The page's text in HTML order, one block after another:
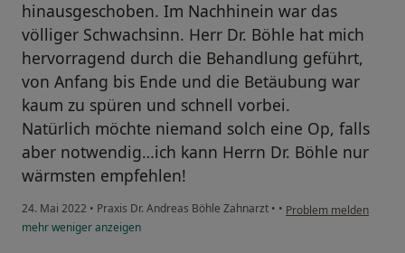
hinausgeschoben. Im Nachhinein war das
völliger Schwachsinn. Herr Dr. Böhle hat mich
hervorragend durch die Behandlung geführt,
von Anfang bis Ende und die Betäubung war
kaum zu spüren und schnell vorbei.
Natürlich möchte niemand solch eine Op, falls
aber notwendig…ich kann Herrn Dr. Böhle nur
wärmsten empfehlen!
24. Mai 2022 • Praxis Dr. Andreas Böhle Zahnarzt • • Problem melden
mehrwenigeranzeigen